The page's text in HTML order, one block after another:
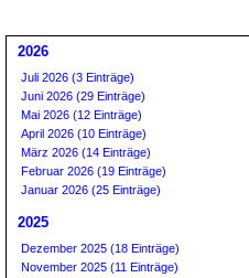
2026
Juli 2026 (3 Einträge)
Juni 2026 (29 Einträge)
Mai 2026 (12 Einträge)
April 2026 (10 Einträge)
März 2026 (14 Einträge)
Februar 2026 (19 Einträge)
Januar 2026 (25 Einträge)
2025
Dezember 2025 (18 Einträge)
November 2025 (11 Einträge)